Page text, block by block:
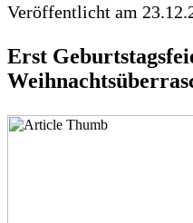
Veröffentlicht am
Erst